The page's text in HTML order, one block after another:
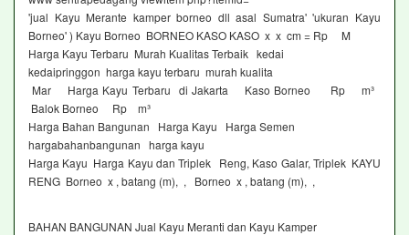
'jual Kayu Merante kamper borneo dll asal Sumatra' 'ukuran Kayu
Borneo' ) Kayu Borneo BORNEO KASO KASO x x cm = Rp M
Harga Kayu Terbaru Murah Kualitas Terbaik kedai
kedaipringgon harga kayu terbaru murah kualita
Mar Harga Kayu Terbaru di Jakarta Kaso Borneo Rp m³
Balok Borneo Rp m³
Harga Bahan Bangunan Harga Kayu Harga Semen
hargabahanbangunan harga kayu
Harga Kayu Harga Kayu dan Triplek Reng, Kaso Galar, Triplek KAYU
RENG Borneo x , batang (m), , Borneo x , batang (m), ,
BAHAN BANGUNAN Jual Kayu Meranti dan Kayu Kamper